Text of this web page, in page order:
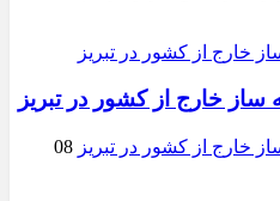
خارج از کشور در تبریز
08